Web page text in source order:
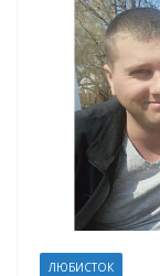
ЛЮБИСТОК